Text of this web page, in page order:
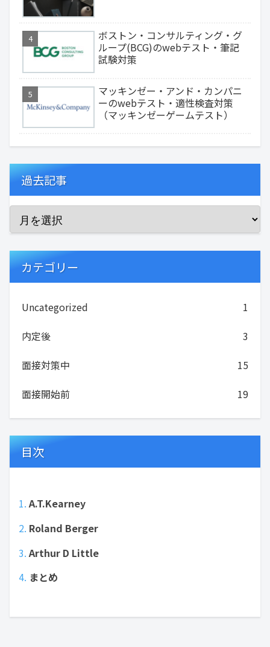
ボストン・コンサルティング・グ
ループ(BCG)のwebテスト・筆記
試験対策
マッキンゼー・アンド・カンパニ
ーのwebテスト・適性検査対策
（マッキンゼーゲームテスト）
過去記事
カテゴリー
Uncategorized
1
内定後
3
面接対策中
15
面接開始前
19
目次
A.T.Kearney
Roland Berger
Arthur D Little
まとめ